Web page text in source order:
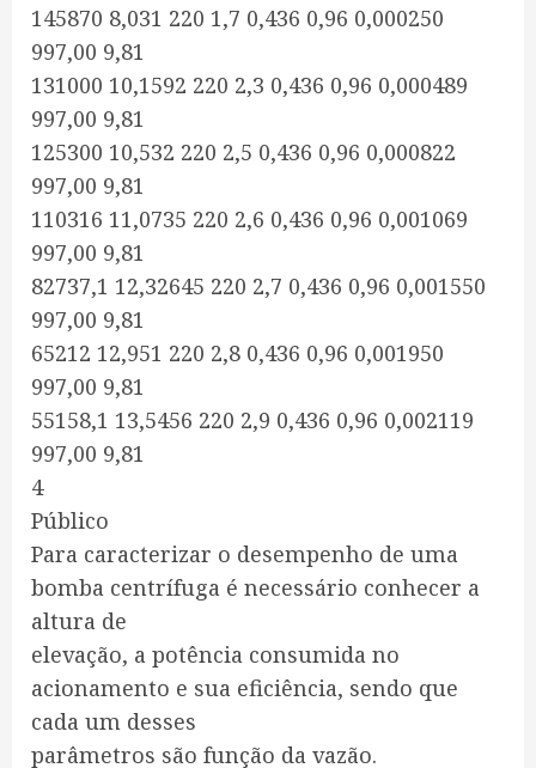
145870 8,031 220 1,7 0,436 0,96 0,000250
997,00 9,81
131000 10,1592 220 2,3 0,436 0,96 0,000489
997,00 9,81
125300 10,532 220 2,5 0,436 0,96 0,000822
997,00 9,81
110316 11,0735 220 2,6 0,436 0,96 0,001069
997,00 9,81
82737,1 12,32645 220 2,7 0,436 0,96 0,001550
997,00 9,81
65212 12,951 220 2,8 0,436 0,96 0,001950
997,00 9,81
55158,1 13,5456 220 2,9 0,436 0,96 0,002119
997,00 9,81
4
Público
Para caracterizar o desempenho de uma
bomba centrífuga é necessário conhecer a
altura de
elevação, a potência consumida no
acionamento e sua eficiência, sendo que
cada um desses
parâmetros são função da vazão.